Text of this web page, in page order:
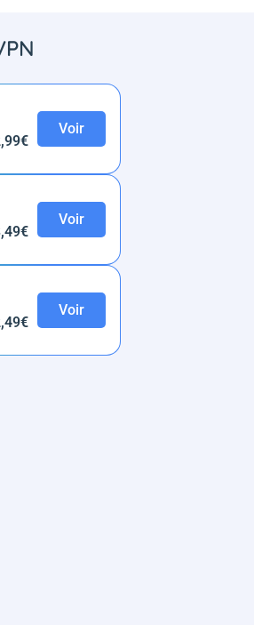
Voir
Voir
Voir